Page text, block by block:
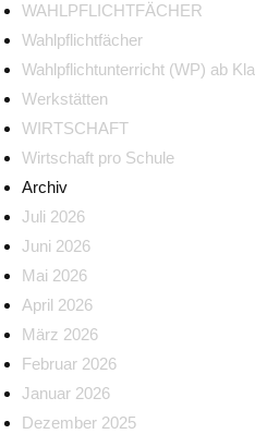
WAHLPFLICHTFÄCHER
Wahlpflichtfächer
Wahlpflichtunterricht (WP) ab
Werkstätten
WIRTSCHAFT
Wirtschaft pro Schule
Archiv
Juli 2026
Juni 2026
Mai 2026
April 2026
März 2026
Februar 2026
Januar 2026
Dezember 2025